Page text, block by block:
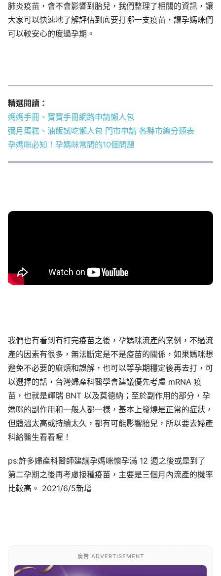
肺炎疫苗，會不會影響到胎兒，我們整理了相關的資訊，讓
大家可以快速地了解評估到底要打哪一支疫苗，讓孕媽咪們
可以較安心的度過孕期。
精選閱讀：
媽媽手冊、寶寶手冊網路申請懶人包
彌月蛋糕、油飯試吃懶人包 門市申請 各縣市總分類表
孕媽咪必知！孕媽咪常問的10個問題
我們也有看到有打完疫苗之後，孕媽咪流產的案例，不過流
產的因素有很多，無法斷定是不是疫苗的關係，如果媽咪想
避免不必要的麻煩和誤解，也可以等孕期穩定後再去打，可
以選擇的話，台灣婦產科醫學會建議優先考慮 mRNA 疫
苗，也就是輝瑞 BNT 以及莫德納；至於副作用的部分，孕
媽咪的副作用和一般人都一樣，基本上發燒是正常的症狀，
但體溫太高或持續太久，都有可能影響胎兒，所以要去婦產
科給醫生看看喔！
ps:許多婦產科醫師建議孕媽咪懷孕滿 12 週之後或是到了
第二孕期之後再考慮接種疫苗，主要是三個月內流產的機率
比較高。 2021/6/5新增
廣告 ADVERTISEMENT